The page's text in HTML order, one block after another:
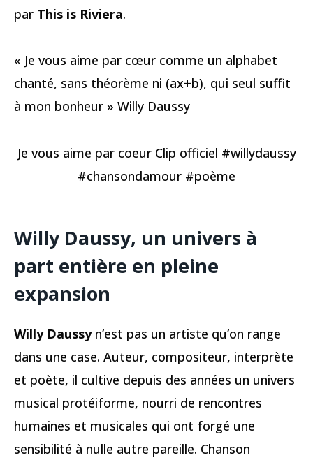
par This is Riviera.
« Je vous aime par cœur comme un alphabet
chanté, sans théorème ni (ax+b), qui seul suffit
à mon bonheur » Willy Daussy
Je vous aime par coeur Clip officiel #willydaussy
#chansondamour #poème
Willy Daussy, un univers à
part entière en pleine
expansion
Willy Daussyn’est pas un artiste qu’on range
dans une case. Auteur, compositeur, interprète
et poète, il cultive depuis des années un univers
musical protéiforme, nourri de rencontres
humaines et musicales qui ont forgé une
sensibilité à nulle autre pareille. Chanson